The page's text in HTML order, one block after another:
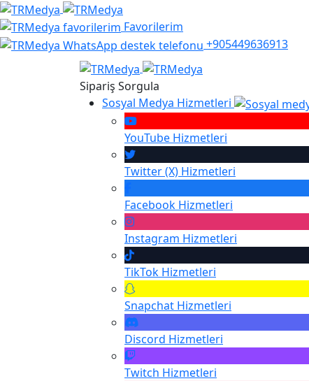
Favorilerim
+905449636913
Sipariş Sorgula
Sosyal Medya Hizmetleri
YouTube Hizmetleri
Twitter (X) Hizmetleri
Facebook Hizmetleri
Instagram Hizmetleri
TikTok Hizmetleri
Snapchat Hizmetleri
Discord Hizmetleri
Twitch Hizmetleri